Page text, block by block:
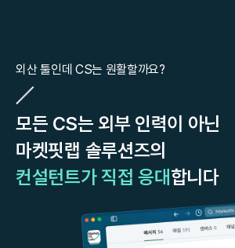
외산 툴인데 CS는 원활할까요?
모든 CS는 외부 인력이 아닌
마켓핏랩 솔루션즈의
컨설턴트가 직접 응대합니다